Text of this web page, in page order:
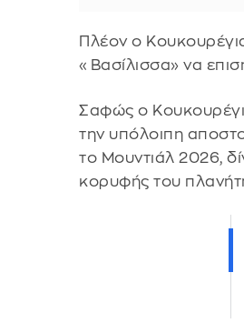
Πλέον ο
«Βασίλισσα» να
Σαφώς ο
την υπόλοιπη
το Μουντιάλ 2026,
κορυφής του